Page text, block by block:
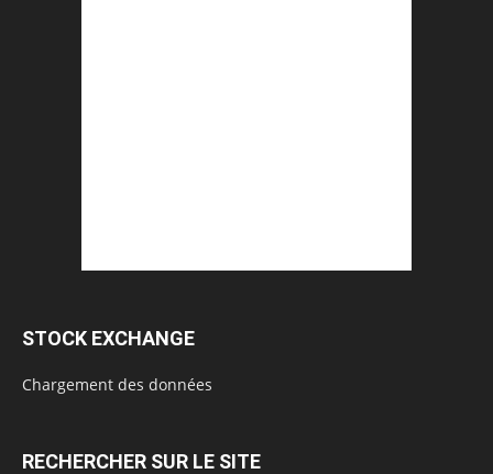
STOCK EXCHANGE
Chargement des données
RECHERCHER SUR LE SITE